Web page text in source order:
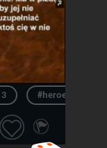
#heroes of